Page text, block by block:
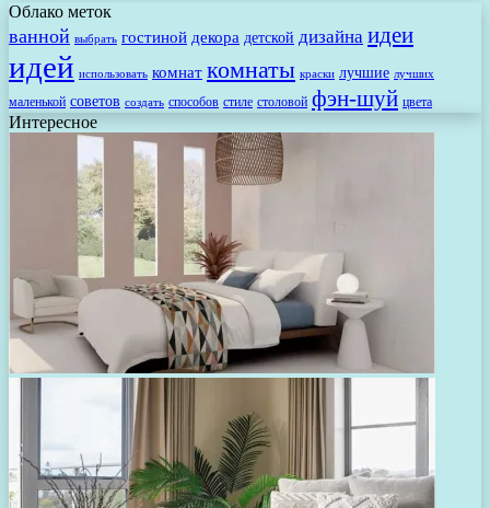
Облако меток
ванной выбрать гостиной декора детской дизайна идеи
идей использовать комнат комнаты краски лучшие лучших
маленькой советов создать способов стиле столовой фэн-шуй цвета
Интересное